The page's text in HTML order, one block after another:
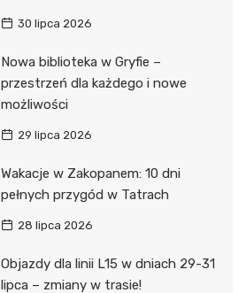
30 lipca 2026
Nowa biblioteka w Gryfie –
przestrzeń dla każdego i nowe
możliwości
29 lipca 2026
Wakacje w Zakopanem: 10 dni
pełnych przygód w Tatrach
28 lipca 2026
Objazdy dla linii L15 w dniach 29-31
lipca – zmiany w trasie!